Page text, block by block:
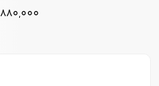
880,000